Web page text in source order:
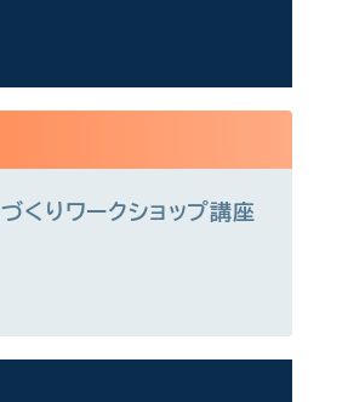
くりワークショップ講座